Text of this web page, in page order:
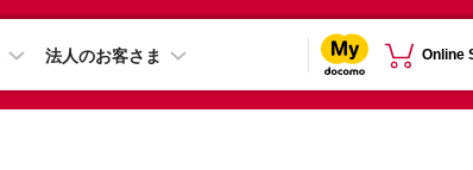
法人のお客さま Online